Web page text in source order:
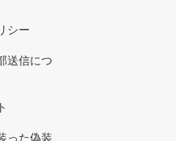
シー
送信につ
った偽装